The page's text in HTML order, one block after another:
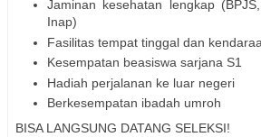
Jaminan kesehatan lengkap
Inap)
Fasilitas tempat tinggal dan
Kesempatan beasiswa sarjana S1
Hadiah perjalanan ke luar negeri
Berkesempatan ibadah umroh
BISA LANGSUNG DATANG SELEKSI!